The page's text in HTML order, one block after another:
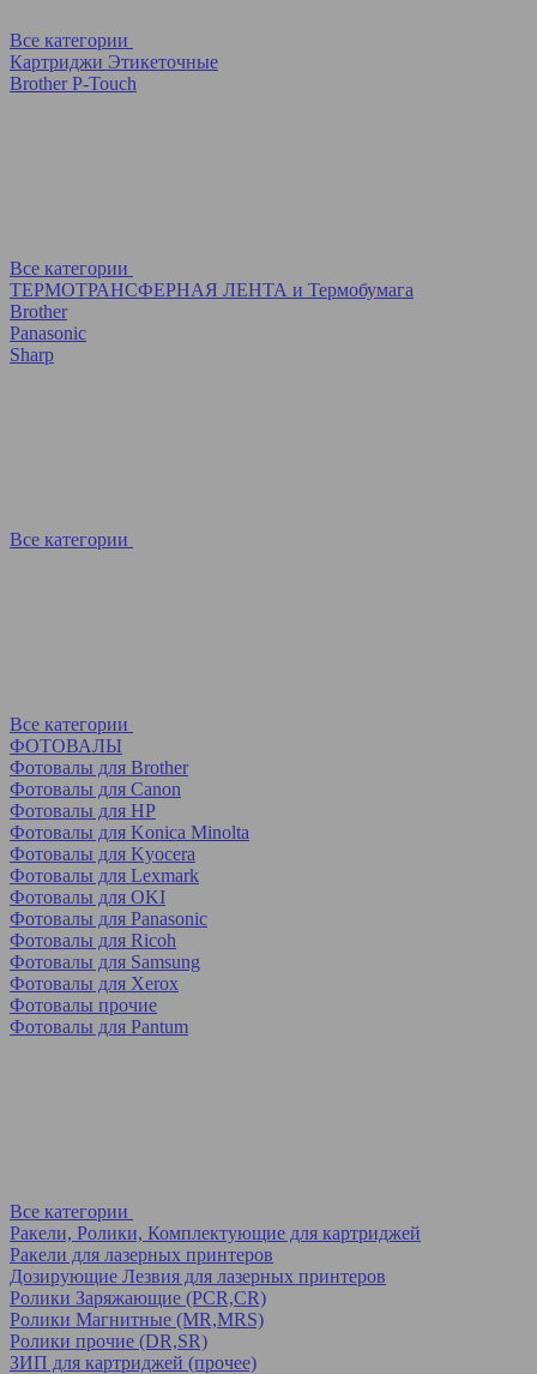
Все категории
Картриджи Этикеточные
Brother P-Touch
Все категории
ТЕРМОТРАНСФЕРНАЯ ЛЕНТА и Термобумага
Brother
Panasonic
Sharp
Все категории
Все категории
ФОТОВАЛЫ
Фотовалы для Brother
Фотовалы для Canon
Фотовалы для HP
Фотовалы для Koniсa Minolta
Фотовалы для Kyocera
Фотовалы для Lexmark
Фотовалы для OKI
Фотовалы для Panasonic
Фотовалы для Ricoh
Фотовалы для Samsung
Фотовалы для Xerox
Фотовалы прочие
Фотовалы для Pantum
Все категории
Ракели, Ролики, Комплектующие для картриджей
Ракели для лазерных принтеров
Дозирующие Лезвия для лазерных принтеров
Ролики Заряжающие (PCR,CR)
Ролики Магнитные (MR,MRS)
Ролики прочие (DR,SR)
ЗИП для картриджей (прочее)